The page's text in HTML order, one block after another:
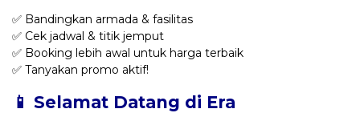
✅ Bandingkan armada & fasilitas
✅ Cek jadwal & titik jemput
✅ Booking lebih awal untuk harga terbaik
✅ Tanyakan promo aktif!
📱 Selamat Datang di Era